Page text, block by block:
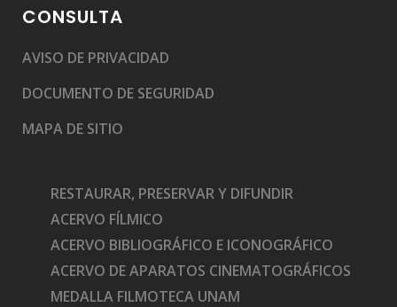
CONSULTA
AVISO DE PRIVACIDAD
DOCUMENTO DE SEGURIDAD
MAPA DE SITIO
RESTAURAR, PRESERVAR Y DIFUNDIR
ACERVO FÍLMICO
ACERVO BIBLIOGRÁFICO E ICONOGRÁFICO
ACERVO DE APARATOS CINEMATOGRÁFICOS
MEDALLA FILMOTECA UNAM